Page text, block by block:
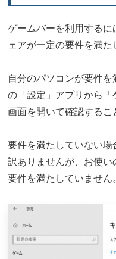
ゲームバーを利用する
ェアが一定の要件を満た
自分のパソコンが要件
の「設定」アプリから
画面を開いて確認するこ
要件を満たしていない場
訳ありませんが、お使
要件を満たしていません